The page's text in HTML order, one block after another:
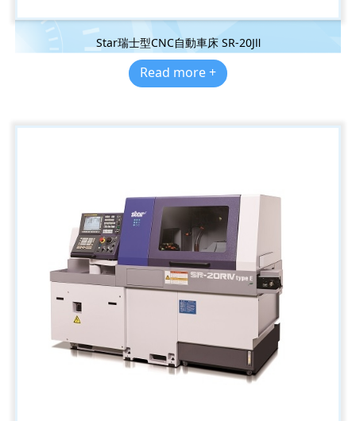
Star瑞士型CNC自動車床 SR-20JⅡ
Read more +